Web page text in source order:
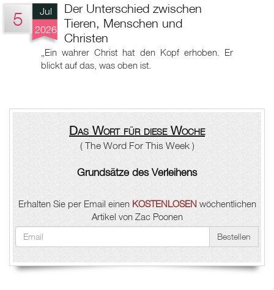
5
Jul
2026
Der Unterschied zwischen
Tieren, Menschen und
Christen
„Ein wahrer Christ hat den Kopf erhoben. Er
blickt auf das, was oben ist.
Das Wort für diese Woche
( The Word For This Week )
Grundsätze des Verleihens
Erhalten Sie per Email einen KOSTENLOSENwöchentlichen
Artikel von Zac Poonen
Bestellen